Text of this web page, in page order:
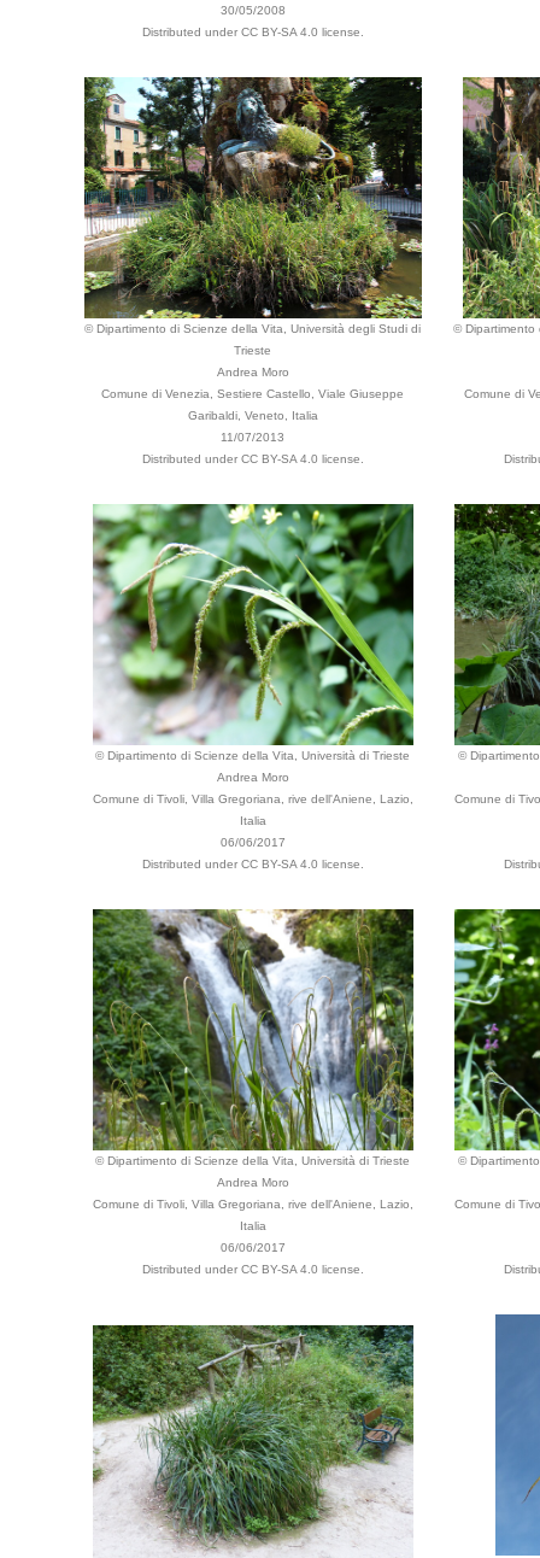
30/05/2008
Distributed under CC BY-SA 4.0 license.
© Dipartimento di Scienze della Vita, Università degli Studi di
Trieste
Andrea Moro
Comune di Venezia, Sestiere Castello, Viale Giuseppe
Garibaldi, Veneto, Italia
11/07/2013
Distributed under CC BY-SA 4.0 license.
© Dipartimento
Comune di
© Dipartimento di Scienze della Vita, Università di Trieste
Andrea Moro
Comune di Tivoli, Villa Gregoriana, rive dell'Aniene, Lazio,
Italia
06/06/2017
Distributed under CC BY-SA 4.0 license.
©
Comune di
© Dipartimento di Scienze della Vita, Università di Trieste
Andrea Moro
Comune di Tivoli, Villa Gregoriana, rive dell'Aniene, Lazio,
Italia
06/06/2017
Distributed under CC BY-SA 4.0 license.
©
Comune di